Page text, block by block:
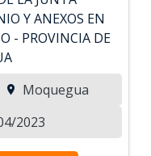
Y ANEXOS EN
- PROVINCIA DE
Moquegua
2023